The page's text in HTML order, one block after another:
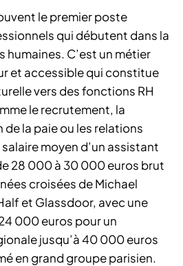
le premier poste
qui débutent dans la
humaines. C’est un métier
et accessible qui constitue
vers des fonctions RH
le recrutement, la
la paie ou les relations
moyen d’un assistant
28 000 à 30 000 euros brut
croisées de Michael
et Glassdoor, avec une
000 euros pour un
jusqu’à 40 000 euros
en grand groupe parisien.